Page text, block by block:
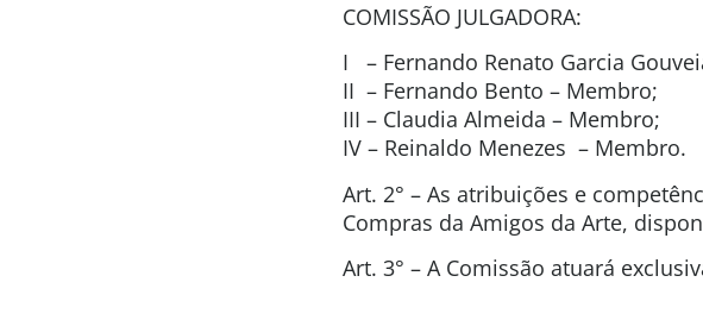
COMISSÃO JULGADORA:
I – Fernando Renato Garcia
II – Fernando Bento – Membro;
III – Claudia Almeida – Membro;
IV – Reinaldo Menezes – Membro.
Art. 2° – As atribuições e
Compras da Amigos da Arte,
Art. 3° – A Comissão atuará